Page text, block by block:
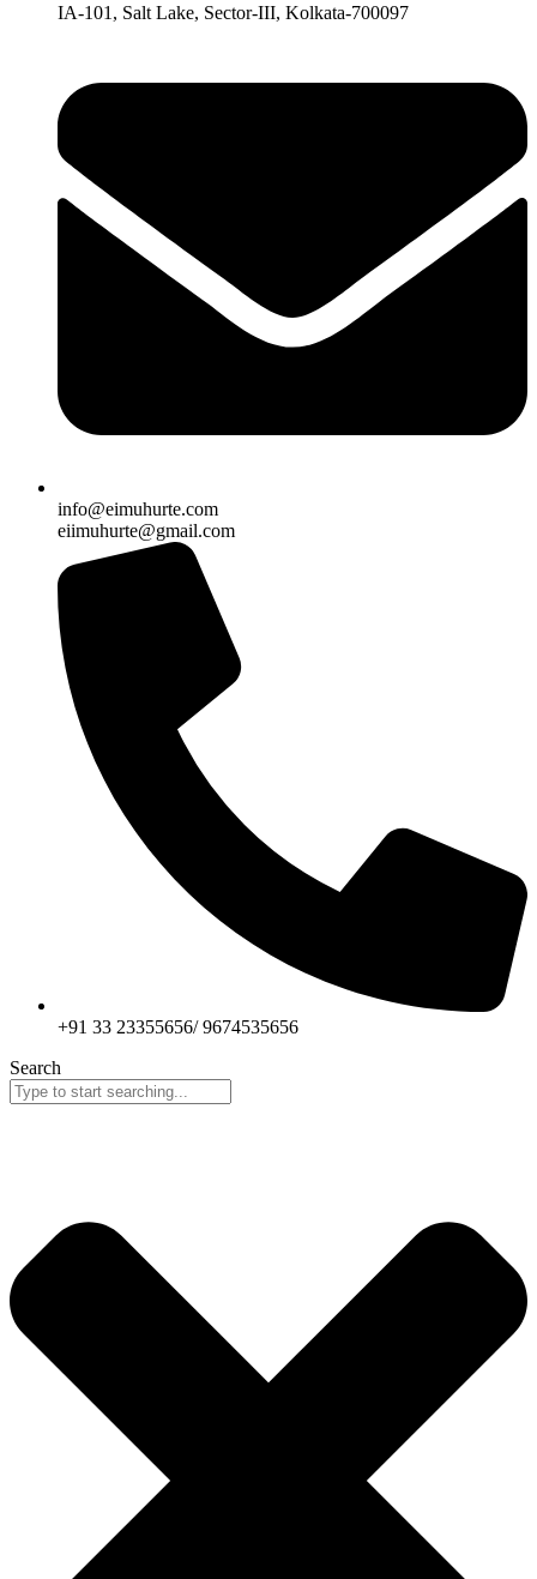
IA-101, Salt Lake, Sector-III, Kolkata-700097
info@eimuhurte.com
eiimuhurte@gmail.com
+91 33 23355656/ 9674535656
Search